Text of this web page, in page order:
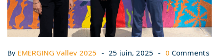
By EMERGING Valley 2025 25 juin, 2025 0 Comments